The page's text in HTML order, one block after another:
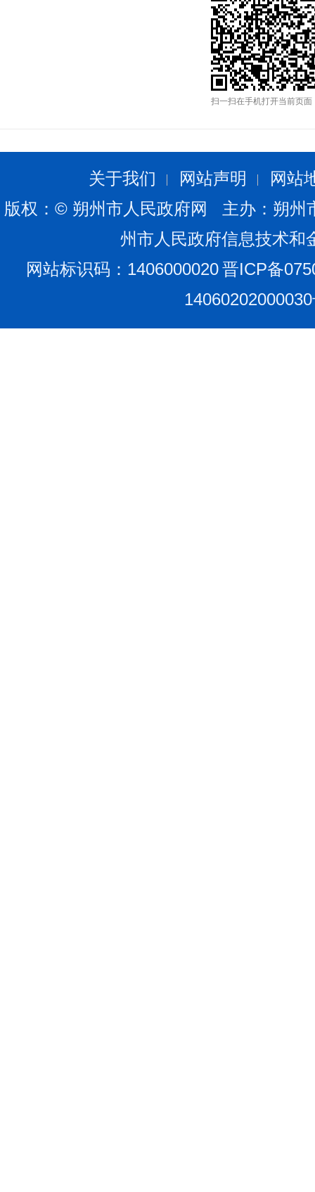
扫一扫在手机打开当前页面
关于我们 网站声明
网站
版权：© 朔州市人民政府网 主办：朔
州市人民政府信息技术和
网站标识码：1406000020晋ICP备